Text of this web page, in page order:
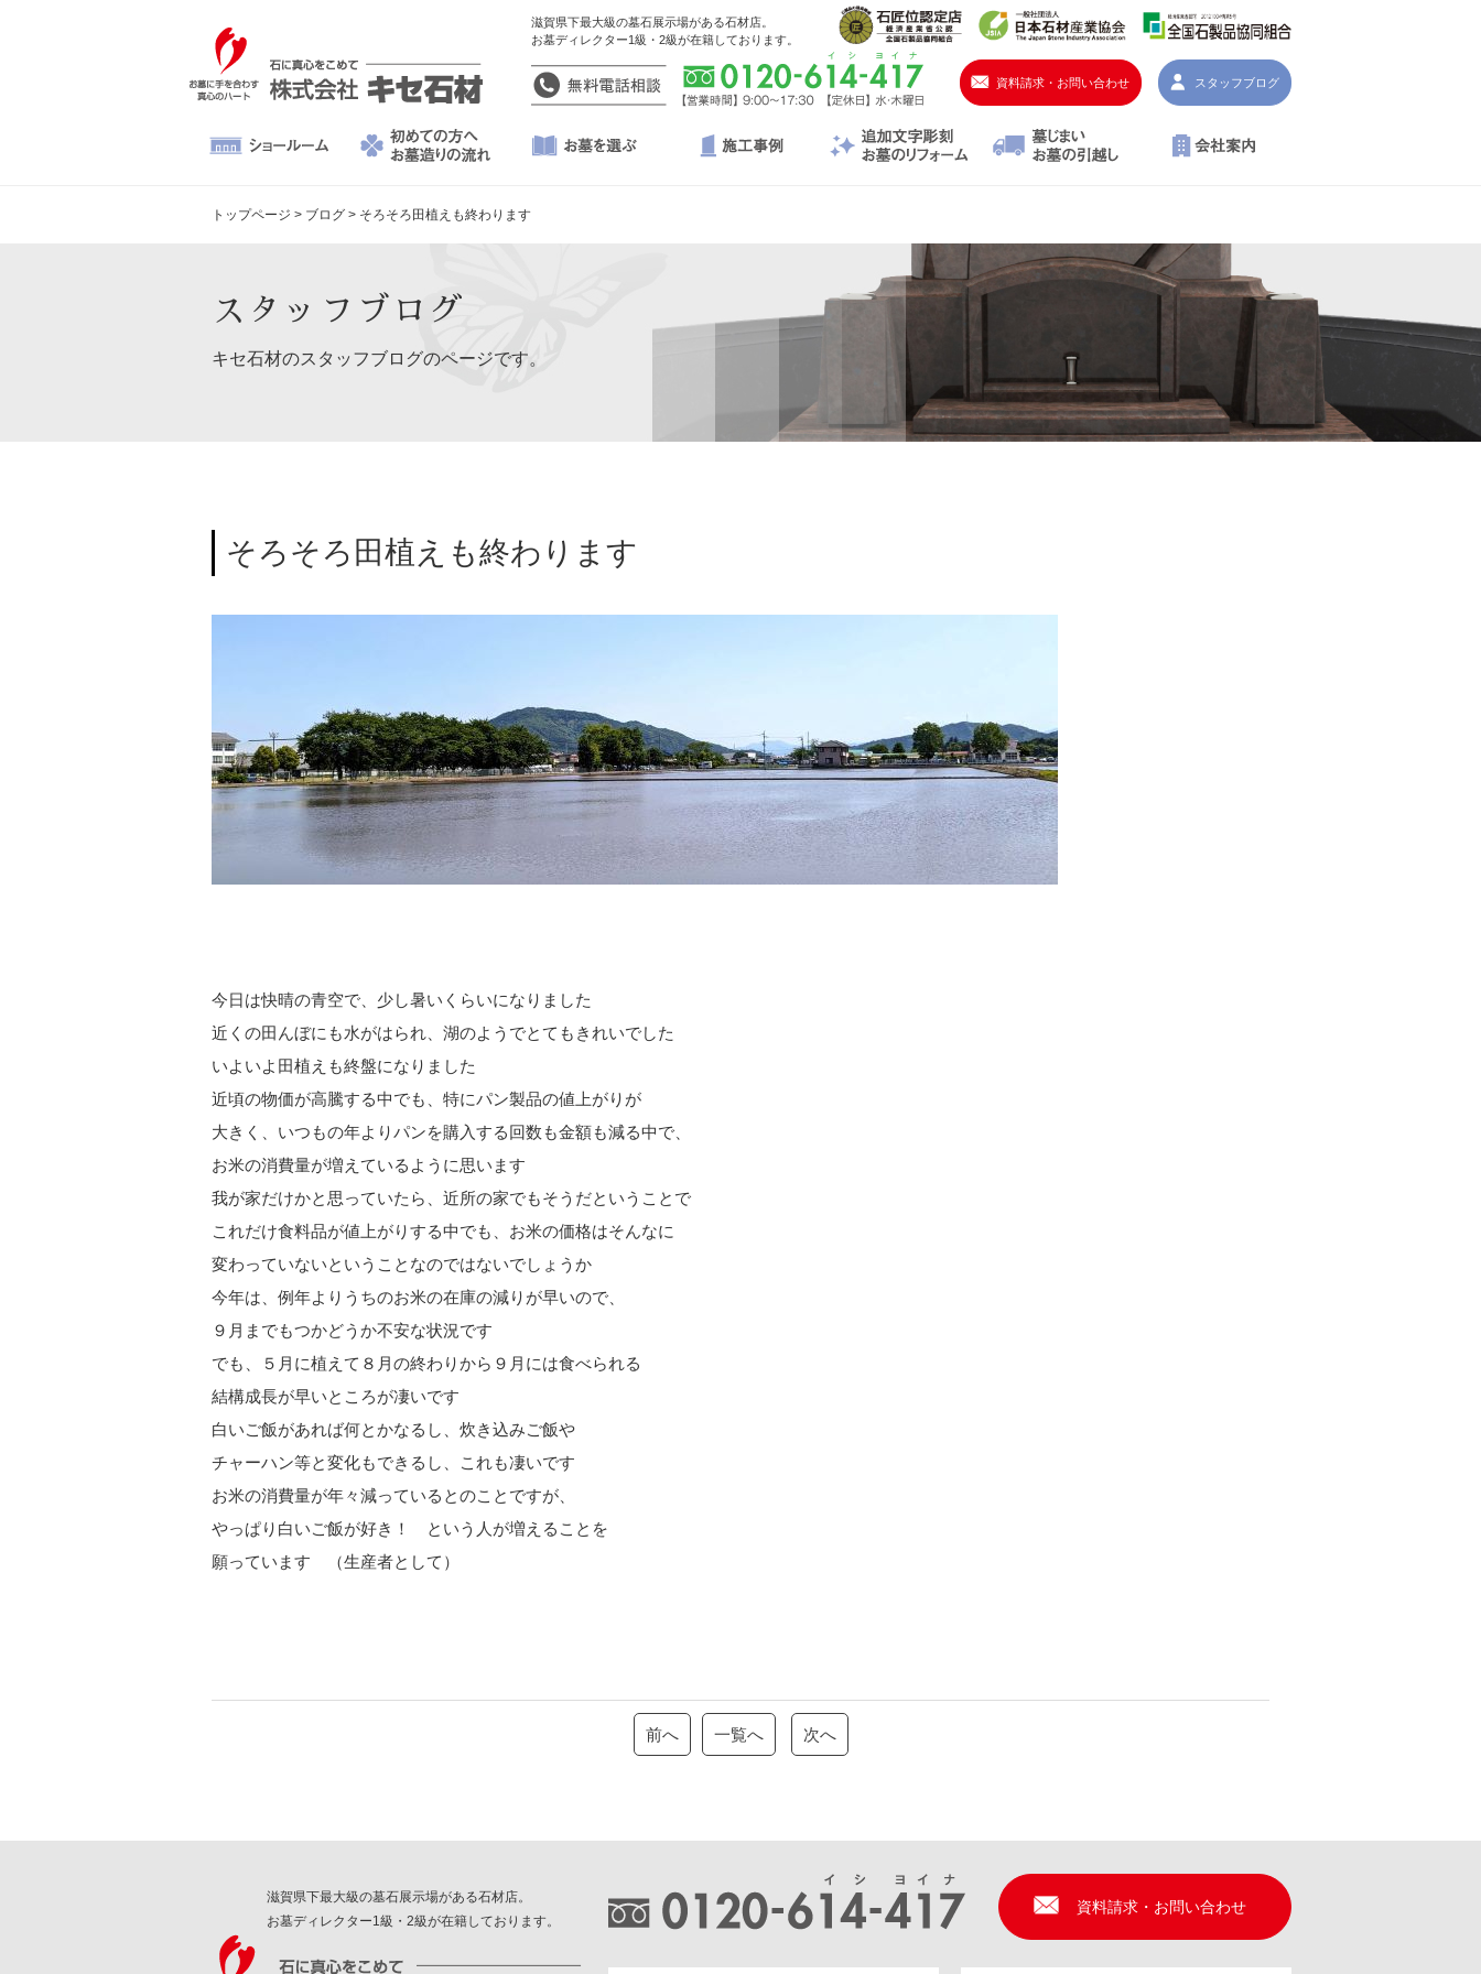
滋賀県下最大級の墓石展示場がある石材店。
お墓ディレクター1級・2級が在籍しております。
資料請求・お問い合わせ スタッフブログ
トップページ > ブログ > そろそろ田植えも終わります
スタッフブログ
キセ石材のスタッフブログのページです。
そろそろ田植えも終わります
今日は快晴の青空で、少し暑いくらいになりました
近くの田んぼにも水がはられ、湖のようでとてもきれいでした
いよいよ田植えも終盤になりました
近頃の物価が高騰する中でも、特にパン製品の値上がりが
大きく、いつもの年よりパンを購入する回数も金額も減る中で、
お米の消費量が増えているように思います
我が家だけかと思っていたら、近所の家でもそうだということで
これだけ食料品が値上がりする中でも、お米の価格はそんなに
変わっていないということなのではないでしょうか
今年は、例年よりうちのお米の在庫の減りが早いので、
９月までもつかどうか不安な状況です
でも、５月に植えて８月の終わりから９月には食べられる
結構成長が早いところが凄いです
白いご飯があれば何とかなるし、炊き込みご飯や
チャーハン等と変化もできるし、これも凄いです
お米の消費量が年々減っているとのことですが、
やっぱり白いご飯が好き！ という人が増えることを
願っています （生産者として）
前へ 一覧へ 次へ
滋賀県下最大級の墓石展示場がある石材店。
お墓ディレクター1級・2級が在籍しております。
資料請求・お問い合わせ